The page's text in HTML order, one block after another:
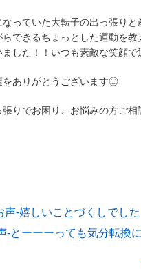
なっていた大転子の出っ張り
らできるちょっとした運動を
した！！いつも素敵な笑顔
をありがとうございます◎
張りでお困り、お悩みの方ご
声-嬉しいことづくしでした
-とーーーっても気分転換